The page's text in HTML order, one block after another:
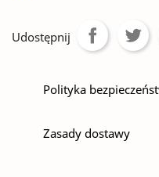
Udostępnij
Polityka
Zasady dostawy